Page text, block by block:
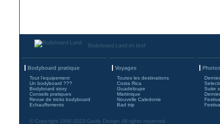
Bodyboard Land en bref
Bodyboard pratique
Tout l'equipement
Un bodyboard ???
Bodyboard story
Conseils pratiques
Revue de tricks bodyboard
Echauffements
Voyages
Toutes les destinations
Costa Rica
Guadeloupe
Martinique
Nouvelle Caledonie
Bad trip
Suite
© Copyright 1996-2023 Goofy Design. All rights reserved.